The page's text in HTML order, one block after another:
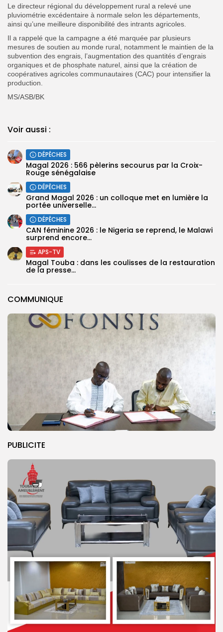
COMMUNIQUE
PUBLICITE
‎Le directeur régional du développement rural a relevé une
pluviométrie excédentaire à normale selon les départements,
ainsi qu’une meilleure disponibilité des intrants agricoles.
‎Il a rappelé que la campagne a été marquée par plusieurs
mesures de soutien au monde rural, notamment le maintien de la
subvention des engrais, l’augmentation des quantités d’engrais
organiques et de phosphate naturel, ainsi que la création de
coopératives agricoles communautaires (CAC) pour intensifier la
production.
‎MS/ASB/BK
Voir aussi :
DÉPÊCHES
Magal 2026 : 566 pèlerins secourus par la Croix-
Rouge sénégalaise
DÉPÊCHES
Grand Magal 2026 : un colloque met en lumière la
portée universelle...
DÉPÊCHES
‎CAN féminine 2026 : le Nigeria se reprend, le Malawi
surprend encore...
APS-TV
Magal Touba : dans les coulisses de la restauration
de la presse...